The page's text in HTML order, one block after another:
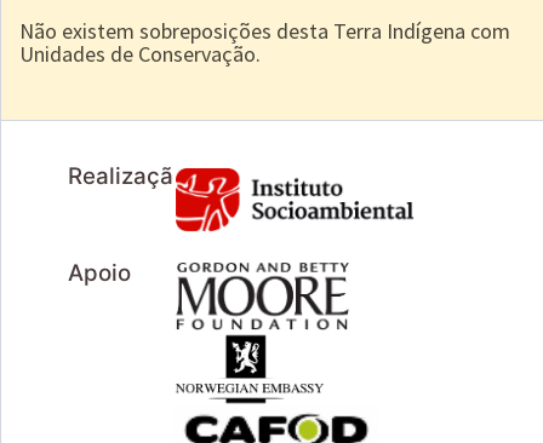
Não existem sobreposições desta Terra Indígena com
Unidades de Conservação.